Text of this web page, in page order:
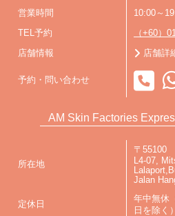
営業時間 10:00～
TEL予約 （+60）
店舗情報 店舗詳
予約・問い合わせ
AM Skin Factories
所在地
〒55100
L4-07,
Jalan
定休日
年中無休
日を除く）